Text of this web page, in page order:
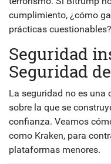
cumplimiento, ¿cómo
prácticas cuestionables?
Seguridad
Seguridad
La seguridad no es una
sobre la que se
confianza. Veamos
como Kraken, para
plataformas menores.